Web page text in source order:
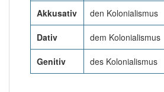
Akkusativ den Kolonialismus
Dativ dem Kolonialismus
Genitiv des Kolonialismus